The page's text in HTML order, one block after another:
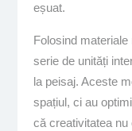
eșuat.
Folosind
serie de unități
la peisaj. Aceste
spațiul, ci au
că creativitatea nu